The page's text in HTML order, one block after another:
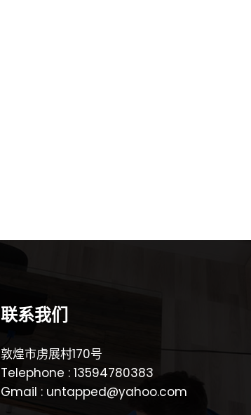
联系我们
敦煌市虏展村170号
Telephone : 13594780383
Gmail : untapped@yahoo.com